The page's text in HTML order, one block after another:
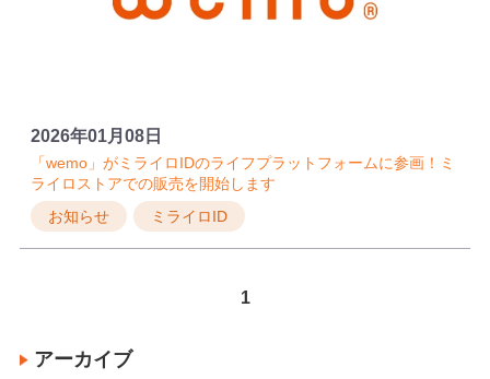
お知らせ ミライロID
「wemo」がミライロIDのライフプラットフォームに参画！ミ
ライロストアでの販売を開始します
2026年01月08日
1
アーカイブ